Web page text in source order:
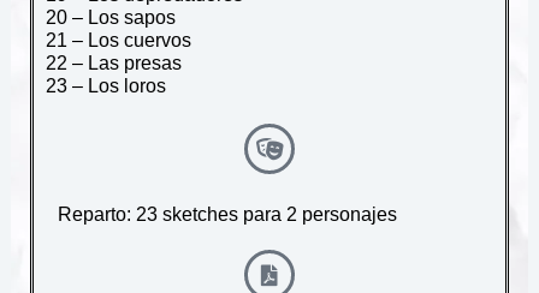
20 – Los sapos
21 – Los cuervos
22 – Las presas
23 – Los loros
Reparto: 23 sketches para 2 personajes